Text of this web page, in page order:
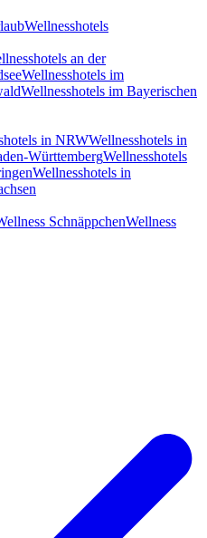
Wellnesshotels
an der
Wellnesshotels im
Wellnesshotels im Bayerischen
in NRWWellnesshotels in
WürttembergWellnesshotels
Wellnesshotels in
SchnäppchenWellness